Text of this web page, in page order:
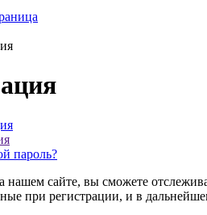
пароль?
нашем сайте, вы сможете
при регистрации, и в